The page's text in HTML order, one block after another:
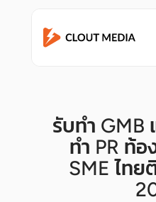
รับทำ GMB
ทำ PR ท้อ
SME ไท